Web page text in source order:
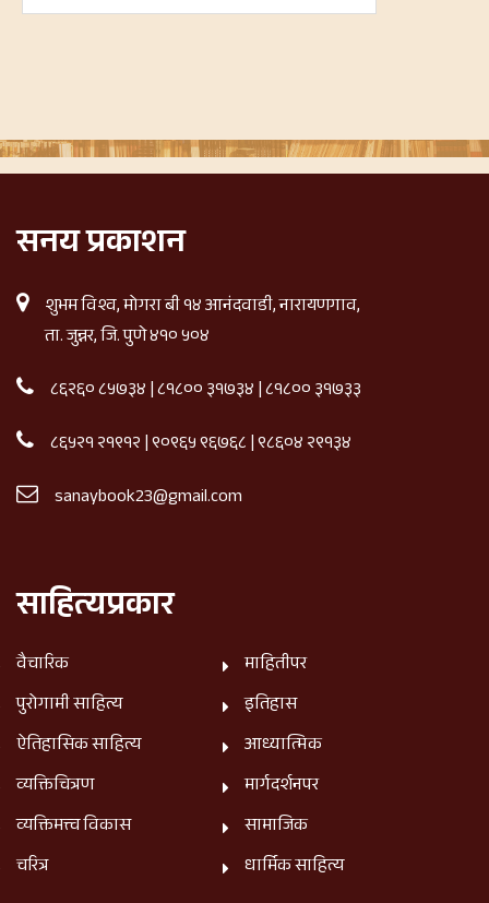
सनय प्रकाशन
शुभम विश्व, मोगरा बी १४ आनंदवाडी, नारायणगाव,
ता. जुन्नर, जि. पुणे ४१० ५०४
८६२६० ८५७३४|८१८०० ३१७३४|८१८०० ३१७३३
८६५२१ २१९१२|९०९६५ ९६७६८|९८६०४ २९१३४
sanaybook23@gmail.com
साहित्यप्रकार
वैचारिक
पुरोगामी साहित्य
ऐतिहासिक साहित्य
व्यक्तिचित्रण
व्यक्तिमत्त्व विकास
चरित्र
माहितीपर
इतिहास
आध्यात्मिक
मार्गदर्शनपर
सामाजिक
धार्मिक साहित्य